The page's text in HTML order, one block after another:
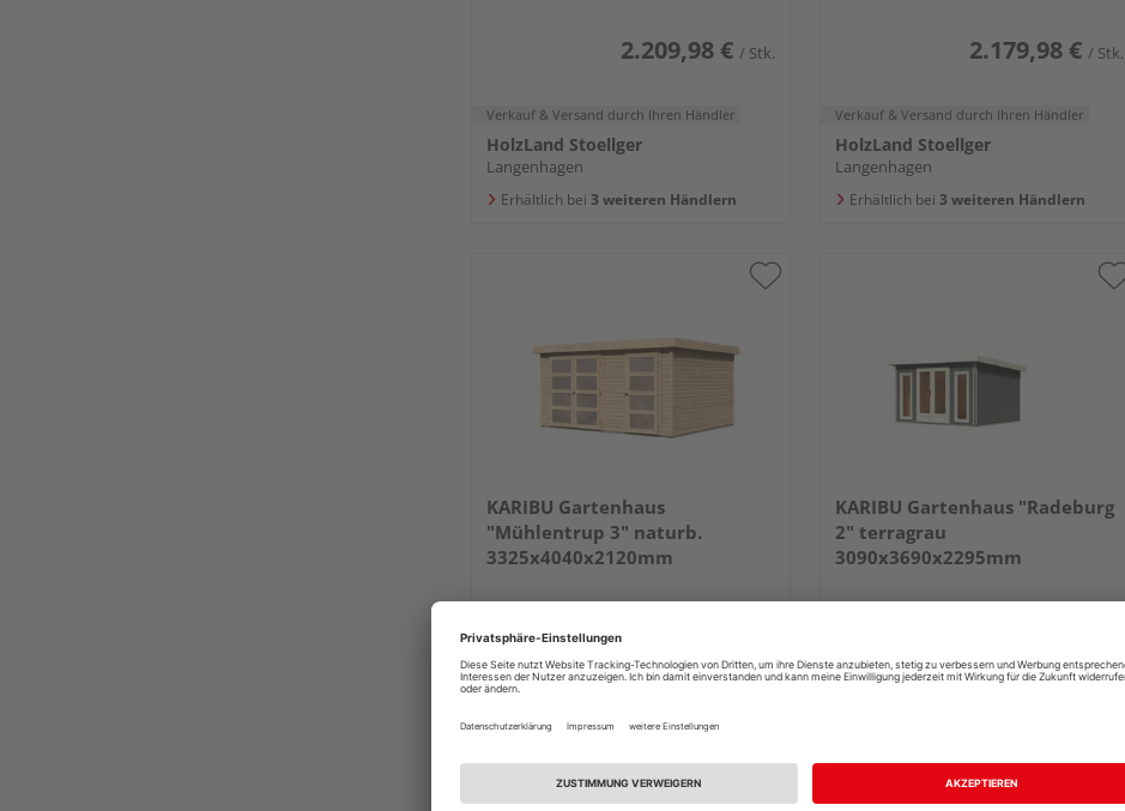
2.209,98 € / Stk.
Verkauf & Versand durch Ihren Händler
HolzLand Stoellger
Langenhagen
Erhältlich bei 3 weiteren Händlern
2.179,98 € / Stk.
Verkauf & Versand durch Ihren Händler
HolzLand Stoellger
Langenhagen
Erhältlich bei 3 weiteren Händlern
KARIBU Gartenhaus
"Mühlentrup 3" naturb.
3325x4040x2120mm
1.949,99 € / Stk.
Verkauf & Versanddurch Ihren Händler
HolzLand Hassfeld
KARIBU Gartenhaus "Radeburg
2" terragrau
3090x3690x2295mm
3.539,99 € / Stk.
HolzLand Köhrmann